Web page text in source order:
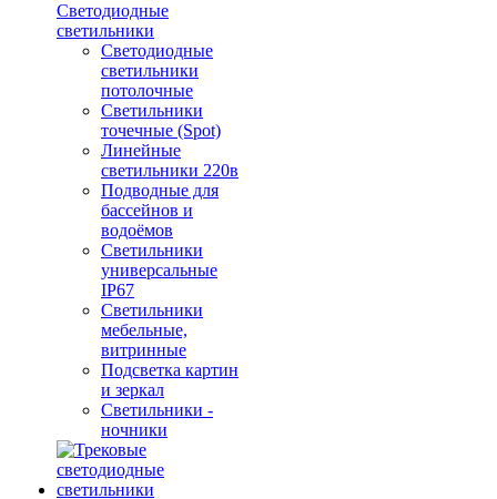
Светодиодные
светильники
Светодиодные
светильники
потолочные
Светильники
точечные (Spot)
Линейные
светильники 220в
Подводные для
бассейнов и
водоёмов
Светильники
универсальные
IP67
Светильники
мебельные,
витринные
Подсветка картин
и зеркал
Светильники -
ночники